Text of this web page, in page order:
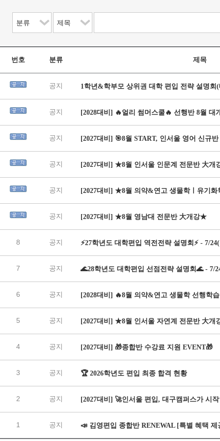
번호 분류 제목
공지 1학년&학부모 상위권 대학 편입 전략 설명회
공지 [2028대비] 🔥얼리 썸머스쿨🔥 선행반 8월 대
공지 [2027대비] 🎯8월 START, 인서울 영어 신규
공지 [2027대비] ★8월 인서울 인문계 전문반 大
공지 [2027대비] ★8월 의약&연고 생물학ㅣ유기
공지 [2027대비] ★8월 영남대 전문반 大개강★
8 공지 ⚡27학년도 대학편입 역전전략 설명회⚡ - 7/
7 공지 🌊28학년도 대학편입 선점전략 설명회🌊 - 7/
6 공지 [2028대비] 🔥8월 의약&연고 생물학 선행학
5 공지 [2027대비] ★8월 인서울 자연계 전문반 大
4 공지 [2027대비] 🎁종합반 수강료 지원 EVENT🎁
3 공지 🏆 2026학년도 편입 최종 합격 현황
2 공지 [2027대비] 🚀인서울 편입, 대구캠퍼스가 시
1 공지 📣 김영편입 종합반 RENEWAL [특별 혜택 제